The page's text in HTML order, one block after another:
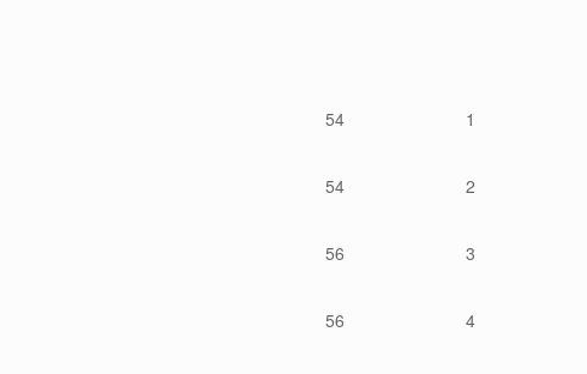
54 1
54 2
56 3
56 4